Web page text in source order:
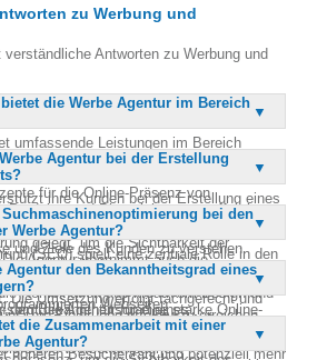
zu Werbung und
Antworten zu Werbung und
die Werbe Agentur im Bereich
umfassende Leistungen im Bereich
der Erstellung von Webdesigns und
Sie entwickelt
für die Online-Präsenz von
Produkte und Dienstleistungen effektiv zu
Wert auf die
gelegt, um die Sichtbarkeit der
Agentur übernimmt auch die
in modernen Systemen wie Typo3
Kombination aus kreativem Design und
die Agentur für eine starke Online-
Agentur bei der Erstellung
ihre Kunden bei der Erstellung eines
von der ersten Idee bis zur finalen
professionelle Beratung, um die
und Ziele des Kunden zu verstehen.
die Agentur ein
das sowohl klassische als auch
Die Umsetzung erfolgt fachgerecht und
Zielgruppe effektiv zu erreichen.
Kreativität und strategischem Denken
Werbekampagnen.
bei den
Werbe Agentur?
(SEO) spielt eine zentrale Rolle in den
Agentur, da sie entscheidend für die
ist. Die Agentur legt besonderen
Webseiten
sind. Durch gezielte SEO-Maßnahmen
Webseiten in Suchmaschinen
höheren Besucherzahl und potenziell mehr
Agentur den Bekanntheitsgrad eines
den Bekanntheitsgrad eines
Werbemaßnahmen in verschiedenen
maßgeschneiderte Konzepte für
die Zusammenarbeit mit einer
Agentur?